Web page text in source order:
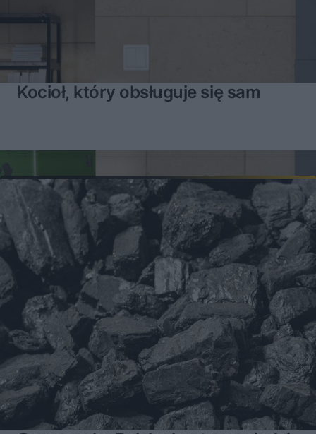
Kocioł, który obsługuje się sam